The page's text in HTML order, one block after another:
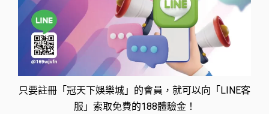
只要註冊「冠天下娛樂城」的會員，就可以向「LINE客
服」索取免費的188體驗金！